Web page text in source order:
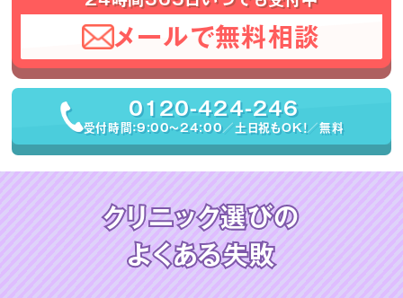
メールで無料相談
0120-424-246
受付時間：9:00〜24:00／土日祝もOK！／無料
クリニック選びの
よくある失敗